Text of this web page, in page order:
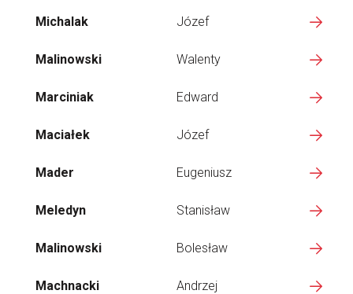
Michalak Józef
Malinowski Walenty
Marciniak Edward
Maciałek Józef
Mader Eugeniusz
Meledyn Stanisław
Malinowski Bolesław
Machnacki Andrzej